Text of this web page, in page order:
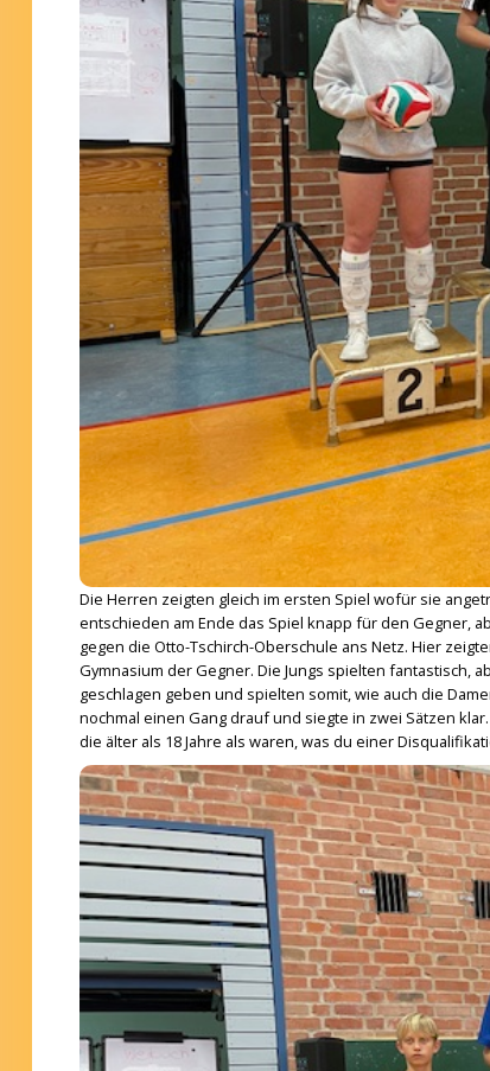
Die Herren zeigten gleich im ersten Spiel wofür sie
entschieden am Ende das Spiel knapp für den Gegner,
gegen die Otto-Tschirch-Oberschule ans Netz. Hier
Gymnasium der Gegner. Die Jungs spielten fantastisch,
geschlagen geben und spielten somit, wie auch die
nochmal einen Gang drauf und siegte in zwei Sätzen
die älter als 18 Jahre als waren, was du einer